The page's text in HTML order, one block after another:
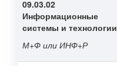
09.03.02
Информационные
системы и технологии
М+Ф или ИНФ+Р